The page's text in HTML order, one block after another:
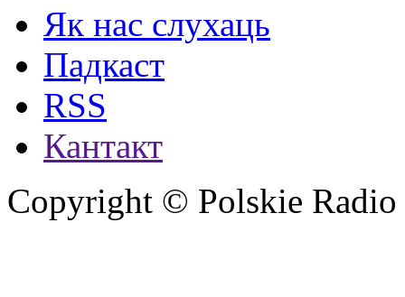
Як нас слухаць
Падкаст
RSS
Кантакт
Copyright © Polskie